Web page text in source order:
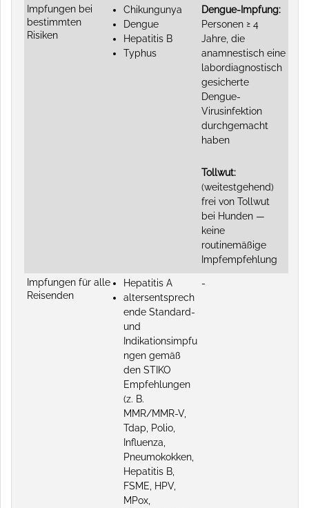
Impfungen bei
bestimmten
Risiken
Chikungunya
Dengue
Hepatitis B
Typhus
Dengue-Impfung:
Personen ≥ 4
Jahre, die
anamnestisch eine
labordiagnostisch
gesicherte
Dengue-
Virusinfektion
durchgemacht
haben
Tollwut:
(weitestgehend)
frei von Tollwut
bei Hunden —
keine
routinemäßige
Impfempfehlung
Impfungen für alle
Reisenden
Hepatitis A
altersentsprech
ende Standard-
und
Indikationsimpfu
ngen gemäß
den STIKO
Empfehlungen
(z. B.
MMR/MMR-V,
Tdap, Polio,
Influenza,
Pneumokokken,
Hepatitis B,
FSME, HPV,
MPox,
-